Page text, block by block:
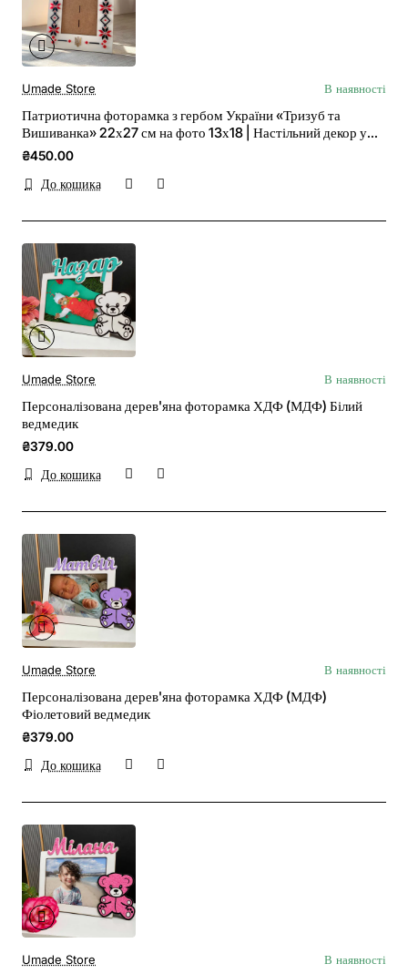
Umade Store В наявності
Патриотична фоторамка з гербом України «Тризуб та
Вишиванка» 22х27 см на фото 13х18 | Настільний декор у
кабінет
₴450.00
До кошика
Umade Store В наявності
Персоналізована дерев'яна фоторамка ХДФ (МДФ) Білий
ведмедик
₴379.00
До кошика
Umade Store В наявності
Персоналізована дерев'яна фоторамка ХДФ (МДФ)
Фіолетовий ведмедик
₴379.00
До кошика
Umade Store В наявності